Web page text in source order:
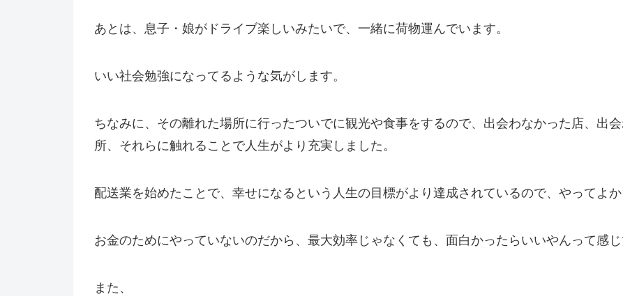
あとは、息子・娘がドライブ楽しいみたいで、一緒に荷物運んでいます。
いい社会勉強になってるような気がします。
ちなみに、その離れた場所に行ったついでに観光や食事をするので、出会わなかった店、出
所、それらに触れることで人生がより充実しました。
配送業を始めたことで、幸せになるという人生の目標がより達成されているので、やってよか
お金のためにやっていないのだから、最大効率じゃなくても、面白かったらいいやんって感じ
また、